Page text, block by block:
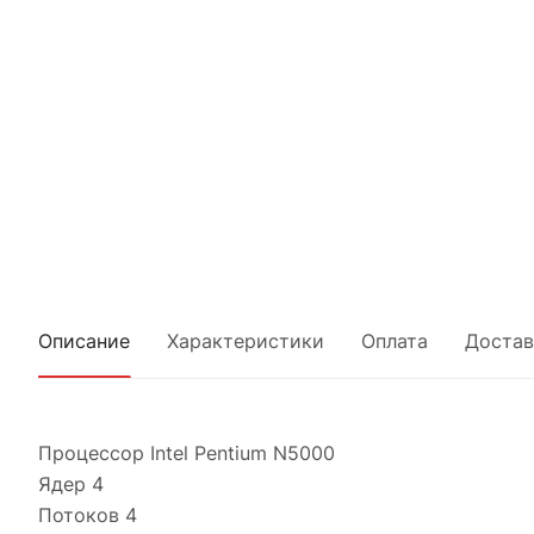
Описание Характеристики Оплата
Процессор Intel Pentium N5000
Ядер 4
Потоков 4